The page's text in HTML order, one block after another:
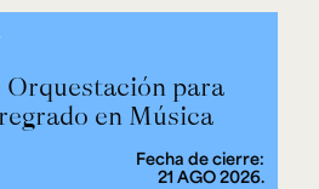
para
en Música
Fecha de cierre:
21 AGO 2026.